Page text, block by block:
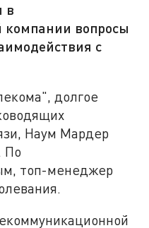
в
вопросы
с
долгое
Наум Мардер
По
топ-менеджер